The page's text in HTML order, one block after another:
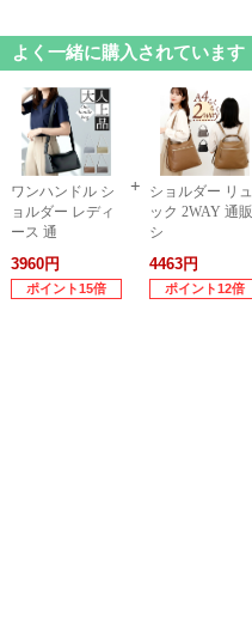
よく一緒に購入されています
ワンハンドル シ
ョルダー レディ
ース 通
3960円
ポイント15倍
ショルダー リュ
ック 2WAY 通販
シ
4463円
ポイント12倍